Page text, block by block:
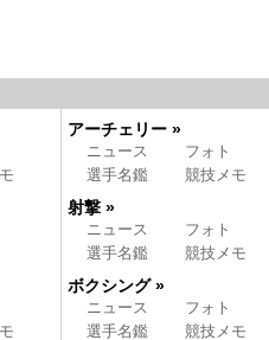
アーチェリー »
ニュース
フォト
選手名鑑
競技メモ
射撃 »
ニュース
フォト
選手名鑑
競技メモ
ボクシング »
ニュース
フォト
選手名鑑
競技メモ